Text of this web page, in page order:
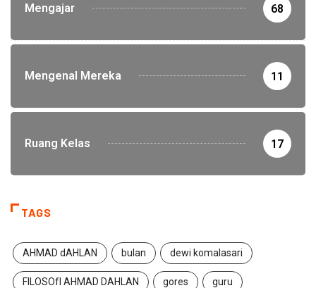
Mengajar 68
Mengenal Mereka 11
Ruang Kelas 17
TAGS
AHMAD dAHLAN bulan dewi komalasari
FILOSOfI AHMAD DAHLAN gores guru